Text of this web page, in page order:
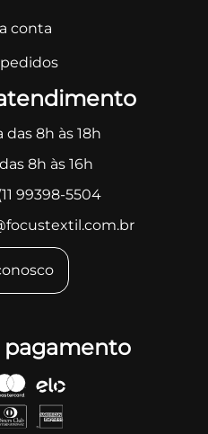
conta
8h às 18h
8h às 16h
99398-5504
pagamento